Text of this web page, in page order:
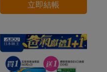
立即結帳